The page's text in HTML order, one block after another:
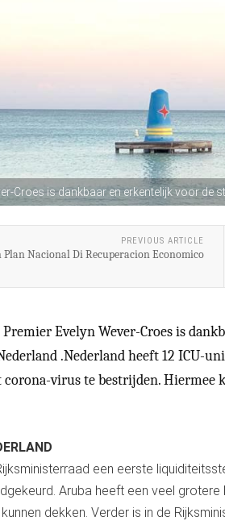
Croes is dankbaar en erkentelijk voor de
PREVIOUS ARTICLE
Plan Nacional Di Recuperacion Economico
Premier Evelyn Wever-Croes is
.Nederland heeft 12 ICU-
virus te bestrijden. Hiermee
een eerste
Aruba heeft een veel
dekken. Verder is in de